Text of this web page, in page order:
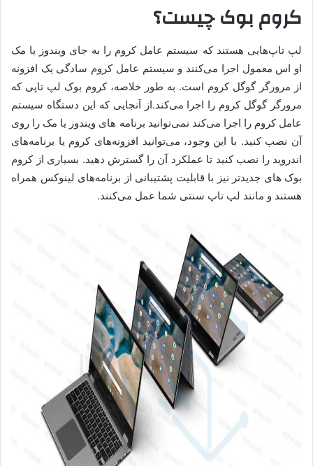
کروم بوک چیست؟
لپ تاپ‌هایی هستند که سیستم عامل کروم را به جای ویندوز یا مک
او اس معمول اجرا می‌کنند و سیستم عامل کروم سادگی یک افزونه
از مرورگر گوگل کروم است. به طور خلاصه، کروم بوک لپ تاپی که
مرورگر گوگل کروم را اجرا می‌کند.از آنجایی که این دستگاه سیستم
عامل کروم را اجرا می‌‌کند نمی‌توانید برنامه های ویندوز یا مک را روی
آن نصب کنید. با این وجود، می‌توانید افزونه‌‌های کروم یا برنامه‌های
اندروید را نصب کنید تا عملکرد آن را گسترش دهید. بسیاری از کروم
بوک های جدیدتر نیز با قابلیت پشتیبانی از برنامه‌های لینوکس همراه
هستند و مانند لپ تاپ سنتی شما عمل می‌کنند.